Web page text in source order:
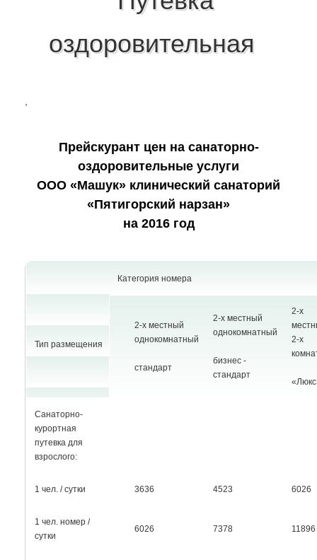
оздоровительная
Прейскурант цен на санаторно-
оздоровительные услуги
ООО «Машук» клинический санаторий
«Пятигорский нарзан»
на 2016 год
Тип размещения
Категория номера
2-х местный
однокомнатный
стандарт
2-х местный
однокомнатный
бизнес -
стандарт
2-х
2-х
Санаторно-
курортная
путевка для
взрослого:
1 чел. / сутки 3636 4523 6026
1 чел. номер /
сутки
6026 7378 11896